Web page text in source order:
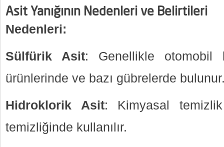
Asit Yanığının Nedenleri ve Belirtileri
Nedenleri:
Sülfürik Asit: Genellikle otomobil
ürünlerinde ve bazı gübrelerde
Hidroklorik Asit: Kimyasal
temizliğinde kullanılır.